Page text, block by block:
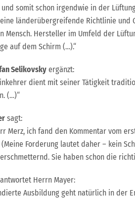
somit schon irgendwie in der
länderübergreifende Richtlinie und
Mensch. Hersteller im Umfeld der
auf dem Schirm (…).“
Selikovsky ergänzt:
dient mit seiner Tätigkeit
(…)“
sagt:
Merz, ich fand den Kommentar vom
Forderung lautet daher – kein
Sie haben schon die
antwortet Herrn Mayer:
Ausbildung geht natürlich in der